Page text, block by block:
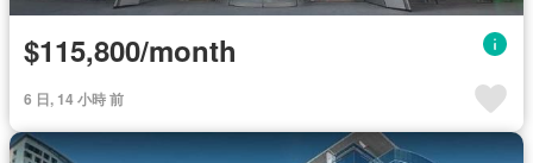
$115,800/month
6 日, 14 小時 前